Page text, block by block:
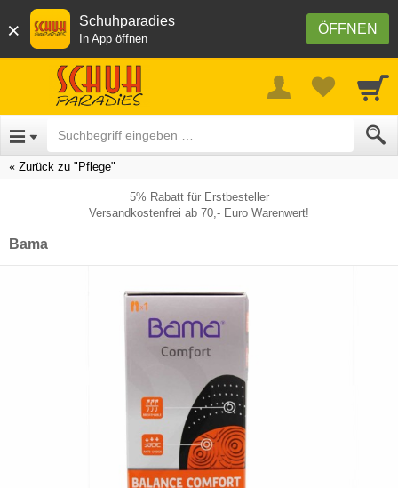
× ÖFFNEN
Schuhparadies
In App öffnen
Zurück zu "Pflege"
5% Rabatt für Erstbesteller
Versandkostenfrei ab 70,- Euro Warenwert!
Bama